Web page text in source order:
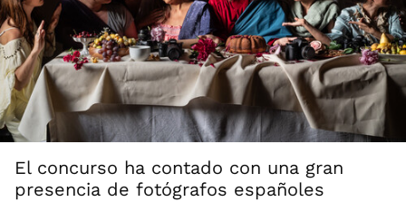
El concurso ha contado con una gran
presencia de fotógrafos españoles